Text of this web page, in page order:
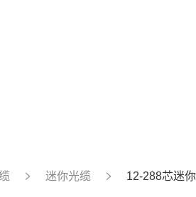
迷你光缆 12-288芯迷